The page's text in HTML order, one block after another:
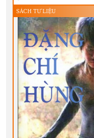
SÁCH TƯ LIỆU